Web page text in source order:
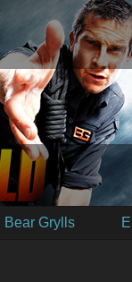
Bear Grylls